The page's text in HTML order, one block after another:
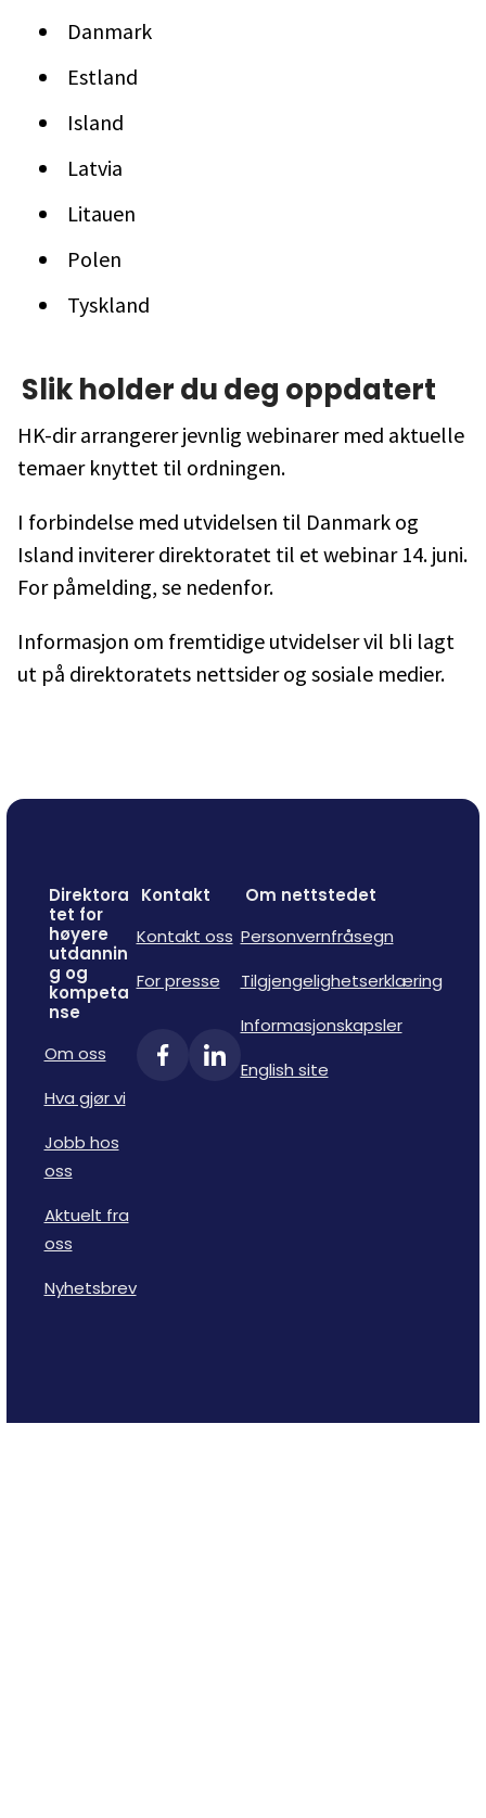
Danmark
Estland
Island
Latvia
Litauen
Polen
Tyskland
Slik holder du deg oppdatert
HK-dir arrangerer jevnlig webinarer med aktuelle
temaer knyttet til ordningen.
I forbindelse med utvidelsen til Danmark og
Island inviterer direktoratet til et webinar 14. juni.
For påmelding, se nedenfor.
Informasjon om fremtidige utvidelser vil bli lagt
ut på direktoratets nettsider og sosiale medier.
Direktora
tet for
høyere
utdannin
g og
kompeta
nse
Om oss
Hva gjør vi
Jobb hos
oss
Aktuelt fra
oss
Nyhetsbrev
Kontakt
Kontakt oss
For presse
Om nettstedet
Personvernfråsegn
Tilgjengelighetserklæring
Informasjonskapsler
English site